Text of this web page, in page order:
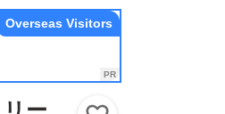
Overseas Visitors